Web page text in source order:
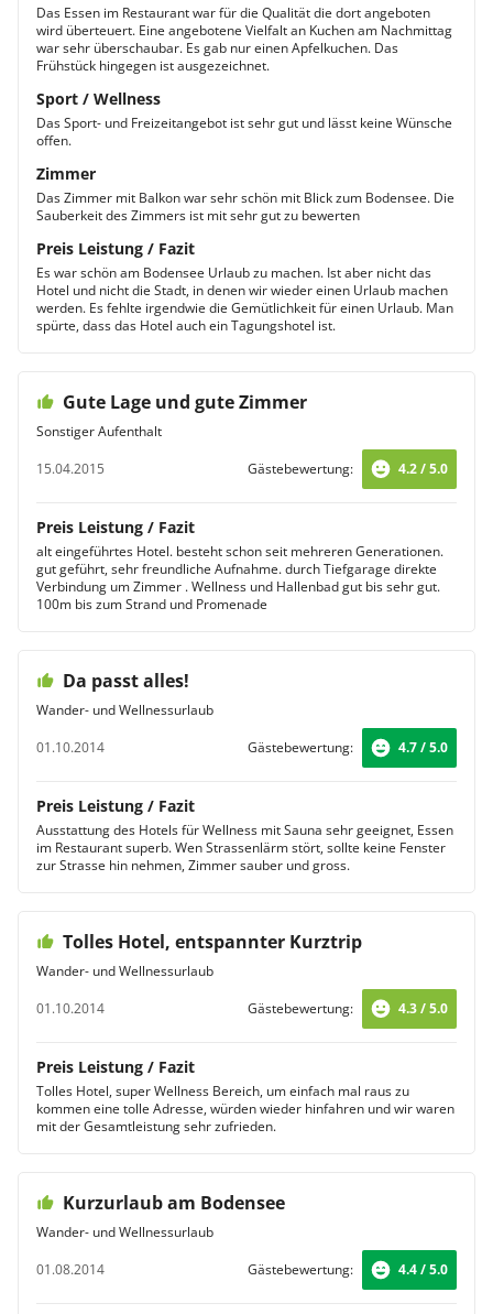
Das Essen im Restaurant war für die Qualität die dort angeboten
wird überteuert. Eine angebotene Vielfalt an Kuchen am Nachmittag
war sehr überschaubar. Es gab nur einen Apfelkuchen. Das
Frühstück hingegen ist ausgezeichnet.
Sport / Wellness
Das Sport- und Freizeitangebot ist sehr gut und lässt keine Wünsche
offen.
Zimmer
Das Zimmer mit Balkon war sehr schön mit Blick zum Bodensee. Die
Sauberkeit des Zimmers ist mit sehr gut zu bewerten
Preis Leistung / Fazit
Es war schön am Bodensee Urlaub zu machen. Ist aber nicht das
Hotel und nicht die Stadt, in denen wir wieder einen Urlaub machen
werden. Es fehlte irgendwie die Gemütlichkeit für einen Urlaub. Man
spürte, dass das Hotel auch ein Tagungshotel ist.
Gute Lage und gute Zimmer
Sonstiger Aufenthalt
15.04.2015
Gästebewertung: 4.2 / 5.0
Preis Leistung / Fazit
alt eingeführtes Hotel. besteht schon seit mehreren Generationen.
gut geführt, sehr freundliche Aufnahme. durch Tiefgarage direkte
Verbindung um Zimmer . Wellness und Hallenbad gut bis sehr gut.
100m bis zum Strand und Promenade
Da passt alles!
Wander- und Wellnessurlaub
01.10.2014
Gästebewertung: 4.7 / 5.0
Preis Leistung / Fazit
Ausstattung des Hotels für Wellness mit Sauna sehr geeignet, Essen
im Restaurant superb. Wen Strassenlärm stört, sollte keine Fenster
zur Strasse hin nehmen, Zimmer sauber und gross.
Tolles Hotel, entspannter Kurztrip
Wander- und Wellnessurlaub
01.10.2014
Gästebewertung: 4.3 / 5.0
Preis Leistung / Fazit
Tolles Hotel, super Wellness Bereich, um einfach mal raus zu
kommen eine tolle Adresse, würden wieder hinfahren und wir waren
mit der Gesamtleistung sehr zufrieden.
Kurzurlaub am Bodensee
Wander- und Wellnessurlaub
01.08.2014
Gästebewertung: 4.4 / 5.0